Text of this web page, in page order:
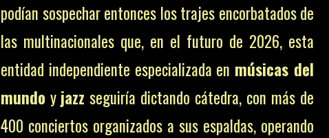
podían sospechar entonces los trajes encorbatados de
las multinacionales que, en el futuro de 2026, esta
entidad independiente especializada en músicas del
mundo y jazz seguiría dictando cátedra, con más de
400 conciertos organizados a sus espaldas, operando